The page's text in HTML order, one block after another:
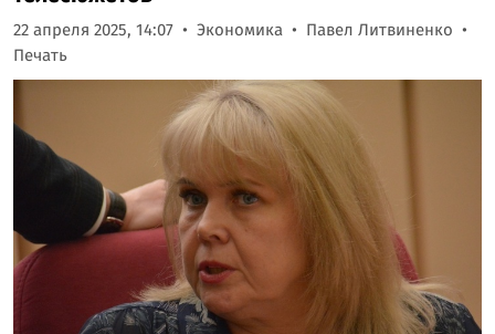
22 апреля 2025, 14:07 Экономика
Павел Литвиненко
Печать